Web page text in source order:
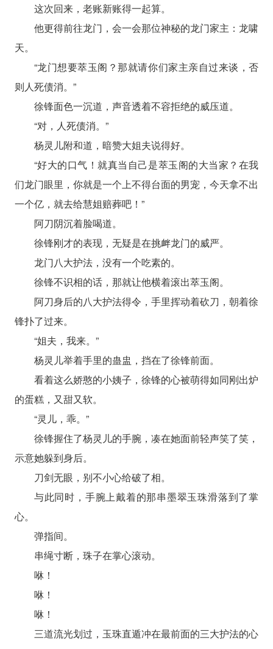
这次回来，老账新账得一起算。
他更得前往龙门，会一会那位神秘的龙门家主：龙啸
天。
“龙门想要萃玉阁？那就请你们家主亲自过来谈，否
则人死债消。”
徐锋面色一沉道，声音透着不容拒绝的威压道。
“对，人死债消。”
杨灵儿附和道，暗赞大姐夫说得好。
“好大的口气！就真当自己是萃玉阁的大当家？在我
们龙门眼里，你就是一个上不得台面的男宠，今天拿不出
一个亿，就去给慧姐赔葬吧！”
阿刀阴沉着脸喝道。
徐锋刚才的表现，无疑是在挑衅龙门的威严。
龙门八大护法，没有一个吃素的。
徐锋不识相的话，那就让他横着滚出萃玉阁。
阿刀身后的八大护法得令，手里挥动着砍刀，朝着徐
锋扑了过来。
“姐夫，我来。”
杨灵儿举着手里的蛊盅，挡在了徐锋前面。
看着这么娇憨的小姨子，徐锋的心被萌得如同刚出炉
的蛋糕，又甜又软。
“灵儿，乖。”
徐锋握住了杨灵儿的手腕，凑在她面前轻声笑了笑，
示意她躲到身后。
刀剑无眼，别不小心给破了相。
与此同时，手腕上戴着的那串墨翠玉珠滑落到了掌
心。
弹指间。
串绳寸断，珠子在掌心滚动。
咻！
咻！
咻！
三道流光划过，玉珠直遁冲在最前面的三大护法的心